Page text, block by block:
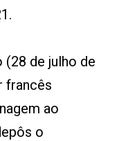
(28 de julho de
francês
ao
o